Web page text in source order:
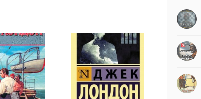
05:05
05:06
05:08
05:13